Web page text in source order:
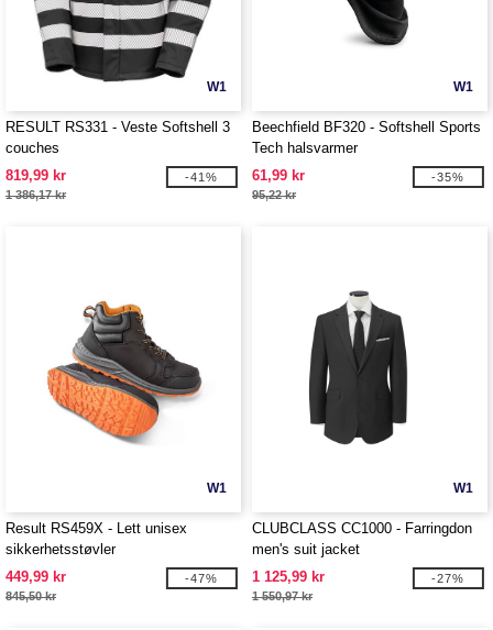
W1
RESULT RS331 - Veste Softshell 3
couches
819,99 kr
1 386,17 kr
-41%
W1
Beechfield BF320 - Softshell Sports
Tech halsvarmer
61,99 kr
95,22 kr
-35%
W1
Result RS459X - Lett unisex
sikkerhetsstøvler
449,99 kr
845,50 kr
-47%
W1
CLUBCLASS CC1000 - Farringdon
men's suit jacket
1 125,99 kr
1 550,97 kr
-27%